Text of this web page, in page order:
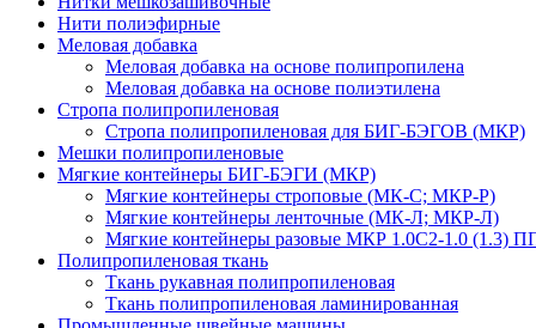
Нити полиэфирные
Меловая добавка
Меловая добавка на основе полипропилена
Меловая добавка на основе полиэтилена
Стропа полипропиленовая
Стропа полипропиленовая для БИГ-БЭГОВ (МКР)
Мешки полипропиленовые
Мягкие контейнеры БИГ-БЭГИ (МКР)
Мягкие контейнеры строповые (МК-С; МКР-Р)
Мягкие контейнеры ленточные (МК-Л; МКР-Л)
Мягкие контейнеры разовые МКР 1.0С2-1.0 (1.3)
Полипропиленовая ткань
Ткань рукавная полипропиленовая
Ткань полипропиленовая ламинированная